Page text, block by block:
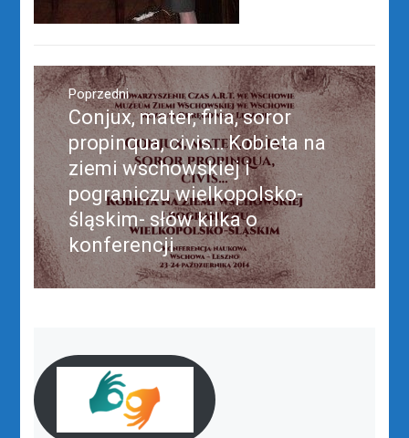
Nawigacja
wpisuPoprzedni
Poprzedni
wpis:
Conjux, mater, filia, soror
propinqua, civis… Kobieta na
ziemi wschowskiej i
pograniczu wielkopolsko-
śląskim- słów kilka o
konferencji